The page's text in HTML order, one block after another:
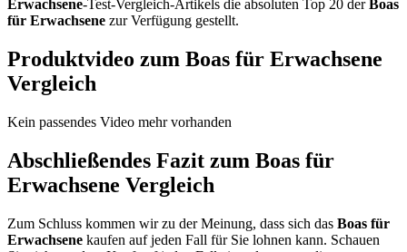
Erwachsene-Test-Vergleich-Artikels die absoluten Top 20 derBoas
für Erwachsene zur Verfügung gestellt.
Produktvideo zum Boas für Erwachsene
Vergleich
Kein passendes Video mehr vorhanden
Abschließendes Fazit zum Boas für
Erwachsene Vergleich
Zum Schluss kommen wir zu der Meinung, dass sich das Boas für
Erwachsene kaufen auf jeden Fall für Sie lohnen kann. Schauen